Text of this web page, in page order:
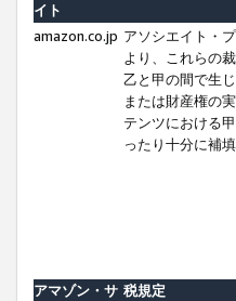
イト
amazon.co.jp アソシエイト・
より、これらの
乙と甲の間で生
または財産権の
テンツにおける
ったり十分に補
アマゾン・サ 税規定